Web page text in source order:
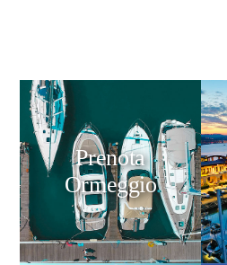
Prenota
Ormeggio